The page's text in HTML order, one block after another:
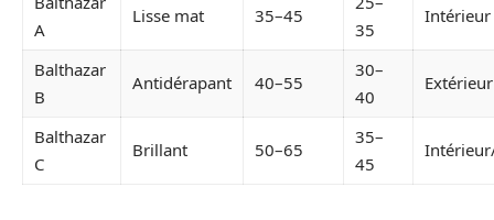
A
Lisse mat 35–45
35
Intérieur
Balthazar
B
Antidérapant 40–55
30–
40
Extérieur
Balthazar
C
Brillant 50–65
35–
45